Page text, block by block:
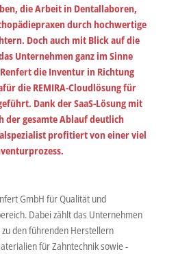
die Arbeit in Dentallaboren,
durch hochwertige
Doch auch mit Blick auf die
Unternehmen ganz im Sinne
die Inventur in Richtung
die REMIRA-Cloudlösung für
Dank der SaaS-Lösung mit
der gesamte Ablauf deutlich
profitiert von einer viel
GmbH für Qualität und
Dabei zählt das Unternehmen
den führenden Herstellern
für Zahntechnik sowie -